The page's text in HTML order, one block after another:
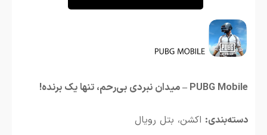
PUBG Mobile – میدان نبردی بی‌رحم، تنها یک برنده!
دسته‌بندی: اکشن، بتل رویال